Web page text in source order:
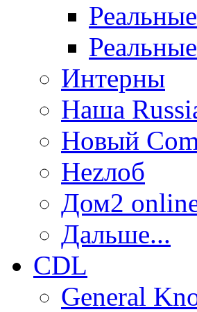
Интерны
Наша
Новый
Неzлоб
Дом2
Дальше...
CDL
General